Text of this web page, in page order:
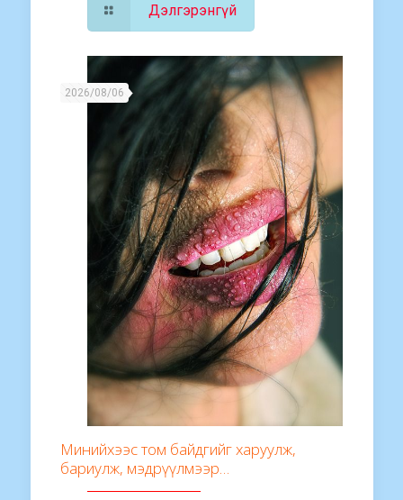
Дэлгэрэнгүй
2026/08/06
Минийхээс том байдгийг харуулж,
бариулж, мэдрүүлмээр…